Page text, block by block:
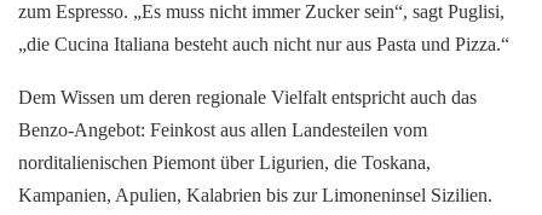
zum Espresso. „Es muss nicht immer Zucker sein“, sagt Puglisi,
„die Cucina Italiana besteht auch nicht nur aus Pasta und Pizza.“
Dem Wissen um deren regionale Vielfalt entspricht auch das
Benzo-Angebot: Feinkost aus allen Landesteilen vom
norditalienischen Piemont über Ligurien, die Toskana,
Kampanien, Apulien, Kalabrien bis zur Limoneninsel Sizilien.